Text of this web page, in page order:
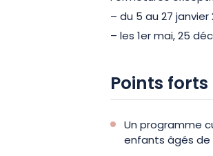
– du 5 au 27 janvier
– les 1er mai, 25
Points forts
Un programme
enfants âgés de